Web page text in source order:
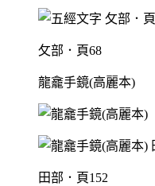
攵部．頁68
龍龕手鏡(高麗本)
田部．頁152